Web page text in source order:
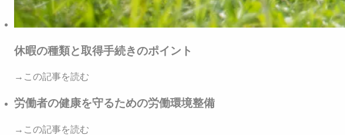
休暇の種類と取得手続きのポイント
→この記事を読む
労働者の健康を守るための労働環境整備
→この記事を読む